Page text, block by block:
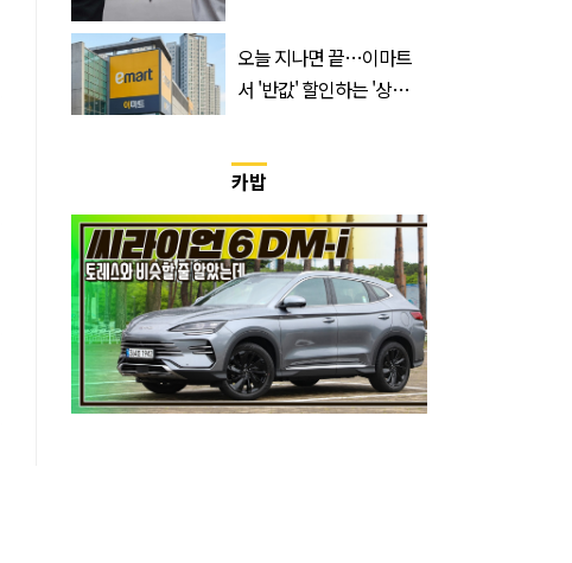
오늘 지나면 끝…이마트
서 '반값' 할인하는 '상
카밥